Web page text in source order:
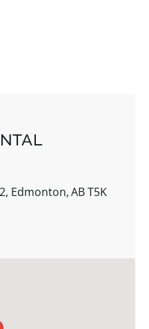
Edmonton, AB T5K